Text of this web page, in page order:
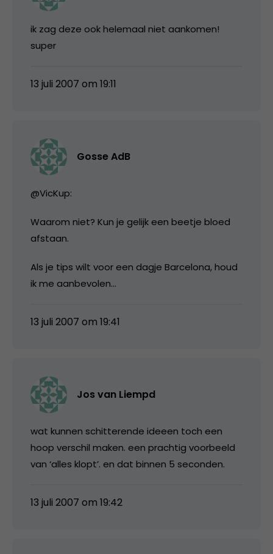
ik zag deze ook helemaal niet aankomen!
super
13 juli 2007 om 19:11
Gosse AdB
@VicKup:
Waarom niet? Kun je gelijk een beetje bloed
afstaan.
Als je tips wilt voor een dagje Barcelona, houd
ik me aanbevolen…
13 juli 2007 om 19:41
Jos van Liempd
wat kunnen schitterende ideeen toch een
hoop verschil maken. een prachtig voorbeeld
van ‘alles klopt’. en dat binnen 5 seconden.
13 juli 2007 om 19:42